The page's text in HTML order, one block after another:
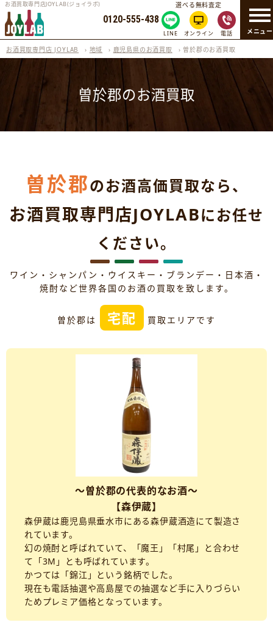
メニュー
お酒買取専門店JOYLAB(ジョイラボ)
0120-555-438
選べる無料査定
LINE オンライン 電話
お酒買取専門店 JOYLAB › 地域 › 鹿児島県のお酒買取 › 曽於郡のお酒買取
曽於郡のお酒買取
曽於郡のお酒高価買取なら、
お酒買取専門店JOYLABにお任せ
ください。
ワイン・シャンパン・ウイスキー・ブランデー・日本酒・
焼酎など世界各国のお酒の買取を致します。
曽於郡は 宅配 買取エリアです
～曽於郡の代表的なお酒～
【森伊蔵】
森伊蔵は鹿児島県垂水市にある森伊蔵酒造にて製造さ
れています。
幻の焼酎と呼ばれていて、「魔王」「村尾」と合わせ
て「3M」とも呼ばれています。
かつては「錦江」という銘柄でした。
現在も電話抽選や高島屋での抽選など手に入りづらい
ためプレミア価格となっています。